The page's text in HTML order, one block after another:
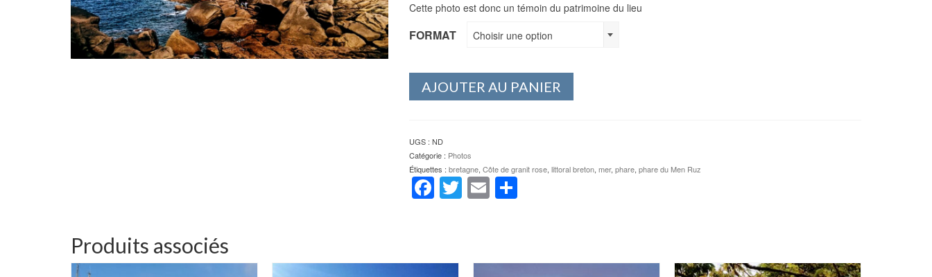
Cette photo est donc un témoin du patrimoine du lieu
FORMAT Choisir une option
AJOUTER AU PANIER
UGS : ND
Catégorie : Photos
Étiquettes : bretagne, Côte de granit rose, littoral breton, mer, phare, phare du Men Ruz
Facebook
Twitter
EmailPartager
Produits associés